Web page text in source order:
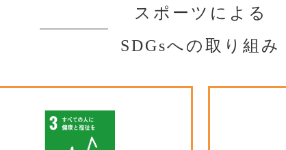
スポーツによる
SDGsへの取り組み